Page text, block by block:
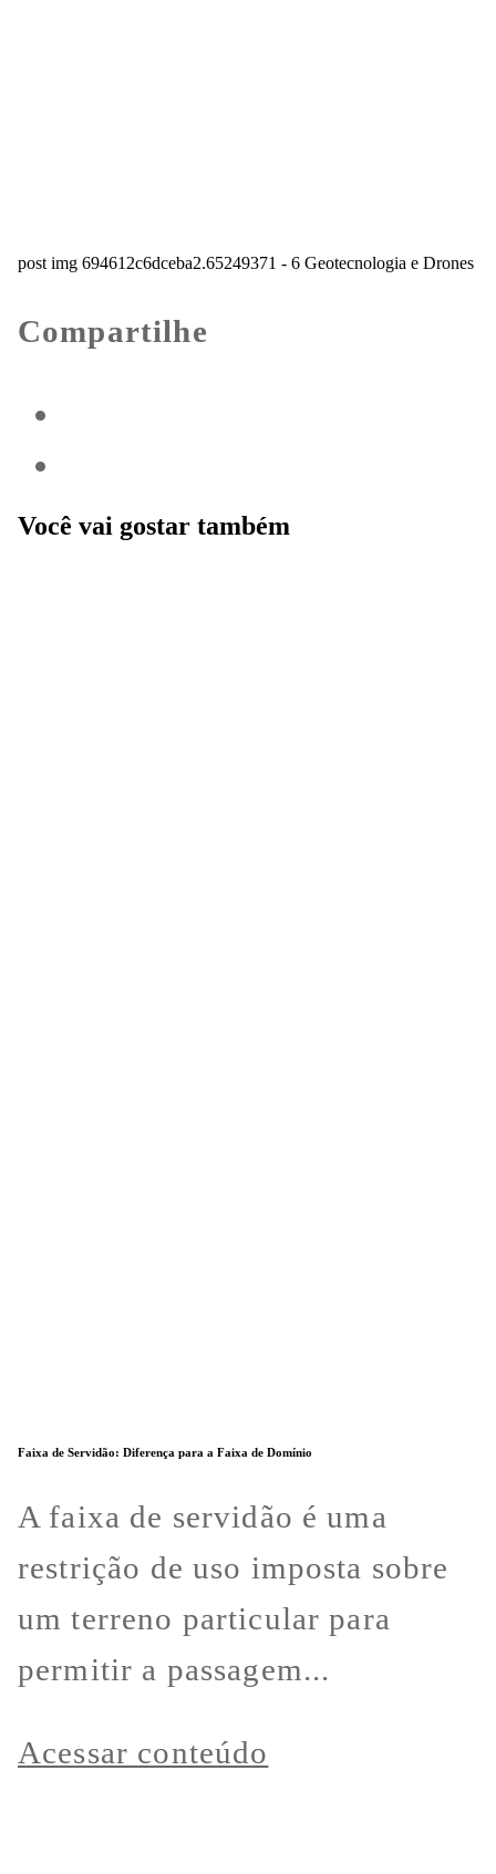
post img 694612c6dceba2.65249371 - 6 Geotecnologia e Drones
Compartilhe
Você vai gostar também
Faixa de Servidão: Diferença para a Faixa de Domínio
A faixa de servidão é uma
restrição de uso imposta sobre
um terreno particular para
permitir a passagem...
Acessar conteúdo